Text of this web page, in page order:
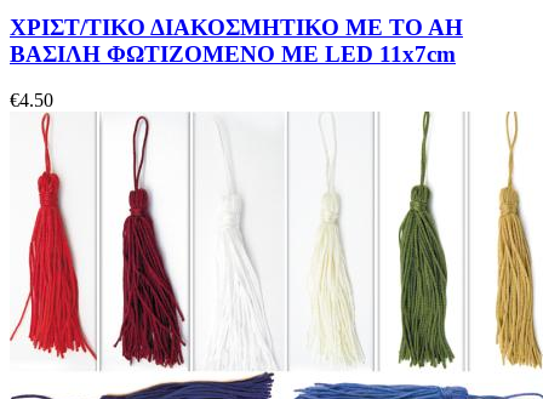
ΧΡΙΣΤ/ΤΙΚΟ ΔΙΑΚΟΣΜΗΤΙΚΟ ΜΕ ΤΟ ΑΗ
ΒΑΣΙΛΗ ΦΩΤΙΖΟΜΕΝΟ ΜΕ LED 11x7cm
€4.50